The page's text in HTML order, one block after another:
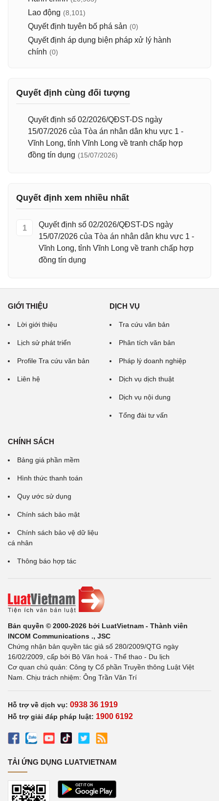
Lao động (8,101)
Quyết định tuyên bố phá sản (0)
Quyết định áp dụng biện pháp xử lý hành
chính (0)
Quyết định cùng đối tượng
Quyết định số 02/2026/QĐST-DS ngày
15/07/2026 của Tòa án nhân dân khu vực 1 -
Vĩnh Long, tỉnh Vĩnh Long về tranh chấp hợp
đồng tín dụng (15/07/2026)
Quyết định xem nhiều nhất
1
Quyết định số 02/2026/QĐST-DS ngày
15/07/2026 của Tòa án nhân dân khu vực 1 -
Vĩnh Long, tỉnh Vĩnh Long về tranh chấp hợp
đồng tín dụng
GIỚI THIỆU
Lời giới thiệu
Lịch sử phát triển
Profile Tra cứu văn bản
Liên hệ
DỊCH VỤ
Tra cứu văn bản
Phân tích văn bản
Pháp lý doanh nghiệp
Dịch vụ dịch thuật
Dịch vụ nội dung
Tổng đài tư vấn
CHÍNH SÁCH
Bảng giá phần mềm
Hình thức thanh toán
Quy ước sử dụng
Chính sách bảo mật
Chính sách bảo vệ dữ liệu
cá nhân
Thông báo hợp tác
Bản quyền © 2000-2026 bởi LuatVietnam - Thành viên
INCOM Communications ., JSC
Chứng nhận bản quyền tác giả số 280/2009/QTG ngày
16/02/2009, cấp bởi Bộ Văn hoá - Thể thao - Du lịch
Cơ quan chủ quản: Công ty Cổ phần Truyền thông Luật Việt
Nam. Chịu trách nhiệm: Ông Trần Văn Trí
Hỗ trợ về dịch vụ: 0938 36 1919
Hỗ trợ giải đáp pháp luật: 1900 6192
TẢI ỨNG DỤNG LUATVIETNAM